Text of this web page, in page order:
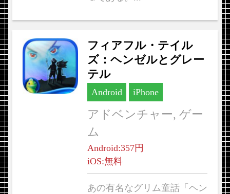
フィアフル・テイル
ズ：ヘンゼルとグレー
テル
Android iPhone
アドベンチャー, ゲー
ム
Android:357円
iOS:無料
あの有名なグリム童話「ヘン